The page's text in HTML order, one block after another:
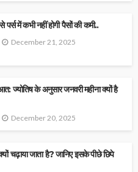
में कभी नहीं होगी पैसों की कमी..
December 21, 2025
के अनुसार जनवरी महीना क्यों है
December 20, 2025
चढ़ाया जाता है? जानिए इसके पीछे छिपे